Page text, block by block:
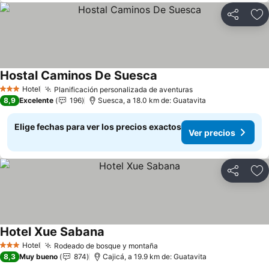
Compartir
3 Estrellas
Hotel Planificación personalizada de aventurasVer precios
Hostal Caminos De Suesca
8,9 Excelente 196 Suesca, a 18.0 km de: Guatavita
Elige fechas para ver los precios exactos
Ver precios
Compartir
3 Estrellas
Hotel Rodeado de bosque y montaña
Hotel Xue Sabana
8,3 Muy bueno 874 Cajicá, a 19.9 km de: Guatavita